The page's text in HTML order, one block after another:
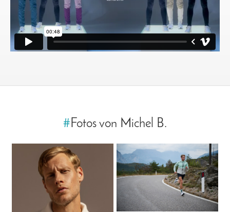
# Fotos von Michel B.